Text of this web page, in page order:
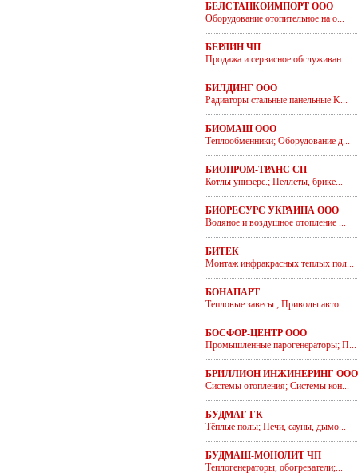
БЕЛСТАНКОИМПОРТ ООО
Оборудование отопительное на о...
БЕРЛИН ЧП
Продажа и сервисное обслуживан...
БИЛДИНГ ООО
Радиаторы стальные панельные K...
БИОМАШ ООО
Теплообменники; Оборудование д...
БИОПРОМ-ТРАНС СП
Котлы универс.; Пеллеты, брике...
БИОРЕСУРС УКРАИНА ООО
Водяное и воздушное отопление ...
БИТЕК
Монтаж инфракрасных теплых пол...
БОНАПАРТ
Тепловые завесы.; Приводы авто...
БОСФОР-ЦЕНТР ООО
Промышленные парогенераторы; П...
БРИЛЛИОН ИНЖИНЕРИНГ ООО
Системы отопления; Системы кон...
БУДМАГ ГК
Тёплые полы; Печи, сауны, дымо...
БУДМАШ-МОНОЛИТ ЧП
Теплогенераторы, обогреватели;...